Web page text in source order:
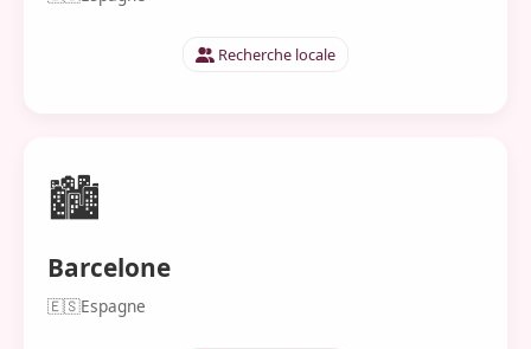
Recherche locale
🏙️
Barcelone
🇪🇸Espagne